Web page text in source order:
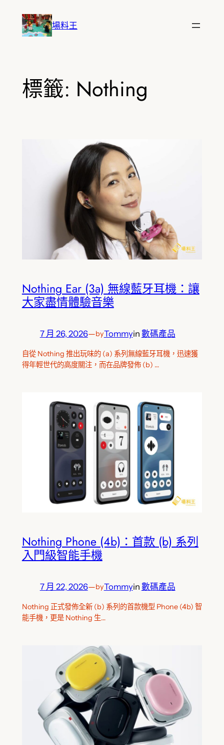
場料王
標籤: Nothing
Nothing Ear (3a) 無線藍牙耳機：讓
大家盡情體驗音樂
7 月 26, 2026—byTommyin 數碼產品
自從 Nothing 推出玩味的 (a) 系列無線藍牙耳機，迅速獲
得年輕世代的高度關注，而在品牌發佈 (b) …
Nothing Phone (4b)：首款 (b) 系列
入門級智能手機
7 月 22, 2026—byTommyin 數碼產品
Nothing 正式發佈全新 (b) 系列的首款機型 Phone (4b) 智
能手機，更是 Nothing 生…